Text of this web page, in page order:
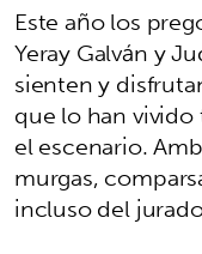
Este año los
Yeray Galván y
sienten y
que lo han
el escenario.
murgas,
incluso del